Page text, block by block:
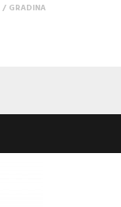
GRADINA